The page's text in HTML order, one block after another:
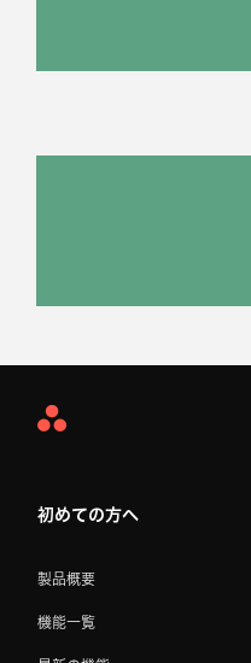
Asana
初めての方へ
製品概要
機能一覧